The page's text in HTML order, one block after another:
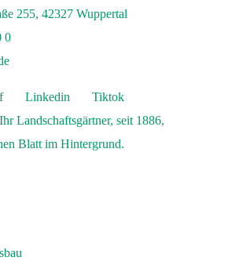
255, 42327 Wuppertal
0
Linkedin Tiktok